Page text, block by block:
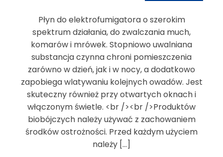
Płyn do elektrofumigatora o szerokim
spektrum działania, do zwalczania much,
komarów i mrówek. Stopniowo uwalniana
substancja czynna chroni pomieszczenia
zarówno w dzień, jak i w nocy, a dodatkowo
zapobiega wlatywaniu kolejnych owadów. Jest
skuteczny również przy otwartych oknach i
włączonym świetle. <br /><br />Produktów
biobójczych należy używać z zachowaniem
środków ostrożności. Przed każdym użyciem
należy […]